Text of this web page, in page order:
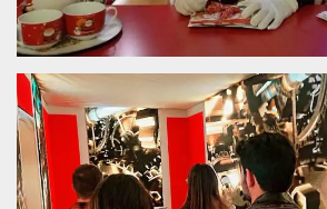
PHPSESSID
PHP.net
oooh.events